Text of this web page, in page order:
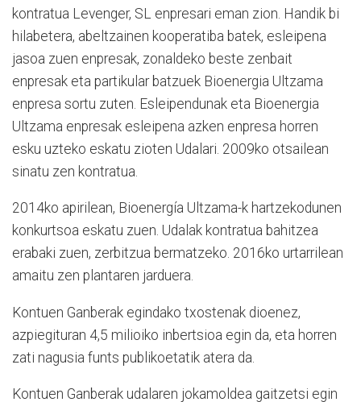
kontratua Levenger, SL enpresari eman zion. Handik bi
hilabetera, abeltzainen kooperatiba batek, esleipena
jasoa zuen enpresak, zonaldeko beste zenbait
enpresak eta partikular batzuek Bioenergia Ultzama
enpresa sortu zuten. Esleipendunak eta Bioenergia
Ultzama enpresak esleipena azken enpresa horren
esku uzteko eskatu zioten Udalari. 2009ko otsailean
sinatu zen kontratua.
2014ko apirilean, Bioenergía Ultzama-k hartzekodunen
konkurtsoa eskatu zuen. Udalak kontratua bahitzea
erabaki zuen, zerbitzua bermatzeko. 2016ko urtarrilean
amaitu zen plantaren jarduera.
Kontuen Ganberak egindako txostenak dioenez,
azpiegituran 4,5 milioiko inbertsioa egin da, eta horren
zati nagusia funts publikoetatik atera da.
Kontuen Ganberak udalaren jokamoldea gaitzetsi egin